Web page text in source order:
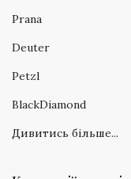
Prana
Deuter
Petzl
BlackDiamond
Дивитись більше...